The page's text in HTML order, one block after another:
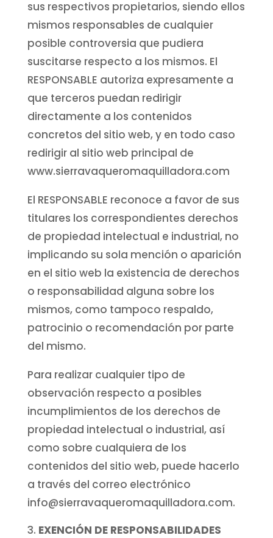
sus respectivos propietarios, siendo ellos
mismos responsables de cualquier
posible controversia que pudiera
suscitarse respecto a los mismos. El
RESPONSABLE autoriza expresamente a
que terceros puedan redirigir
directamente a los contenidos
concretos del sitio web, y en todo caso
redirigir al sitio web principal de
www.sierravaqueromaquilladora.com
El RESPONSABLE reconoce a favor de sus
titulares los correspondientes derechos
de propiedad intelectual e industrial, no
implicando su sola mención o aparición
en el sitio web la existencia de derechos
o responsabilidad alguna sobre los
mismos, como tampoco respaldo,
patrocinio o recomendación por parte
del mismo.
Para realizar cualquier tipo de
observación respecto a posibles
incumplimientos de los derechos de
propiedad intelectual o industrial, así
como sobre cualquiera de los
contenidos del sitio web, puede hacerlo
a través del correo electrónico
info@sierravaqueromaquilladora.com.
EXENCIÓN DE RESPONSABILIDADES